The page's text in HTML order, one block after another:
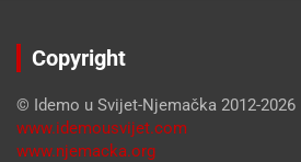
Copyright
© Idemo u Svijet-Njemačka 2012-2026
www.idemousvijet.com
www.njemacka.org